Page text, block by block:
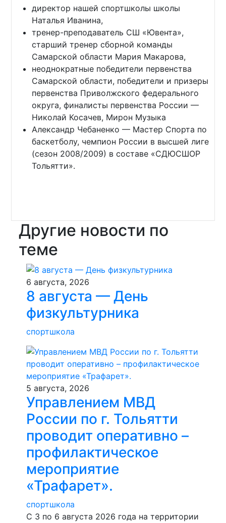
директор нашей спортшколы школы
Наталья Иванина,
тренер-преподаватель СШ «Ювента»,
старший тренер сборной команды
Самарской области Мария Макарова,
неоднократные победители первенства
Самарской области, победители и призеры
первенства Приволжского федерального
округа, финалисты первенства России —
Николай Косачев, Мирон Музыка
Александр Чебаненко — Мастер Спорта по
баскетболу, чемпион России в высшей лиге
(сезон 2008/2009) в составе «СДЮСШОР
Тольятти».
Другие новости по
теме
6 августа, 2026
8 августа — День
физкультурника
спортшкола
5 августа, 2026
Управлением МВД
России по г. Тольятти
проводит оперативно –
профилактическое
мероприятие
«Трафарет».
спортшкола
С 3 по 6 августа 2026 года на территории